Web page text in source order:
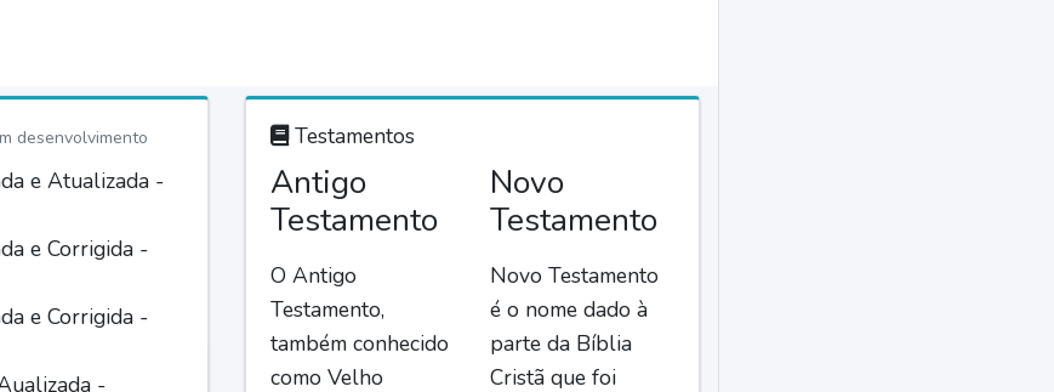
desenvolvimento
e Atualizada -
e Corrigida -
e Corrigida -
-
Testamentos
Antigo
Testamento
O Antigo
Testamento,
também conhecido
como Velho
Novo
Testamento
Novo Testamento
é o nome dado à
parte da Bíblia
Cristã que foi